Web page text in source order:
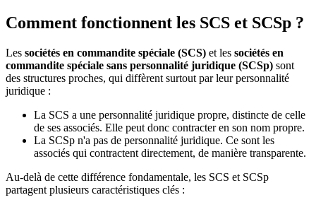
Comment fonctionnent les SCS et SCSp ?
Les sociétés en commandite spéciale (SCS) et les sociétés en
commandite spéciale sans personnalité juridique (SCSp) sont
des structures proches, qui diffèrent surtout par leur personnalité
juridique :
La SCS a une personnalité juridique propre, distincte de celle
de ses associés. Elle peut donc contracter en son nom propre.
La SCSp n'a pas de personnalité juridique. Ce sont les
associés qui contractent directement, de manière transparente.
Au-delà de cette différence fondamentale, les SCS et SCSp
partagent plusieurs caractéristiques clés :